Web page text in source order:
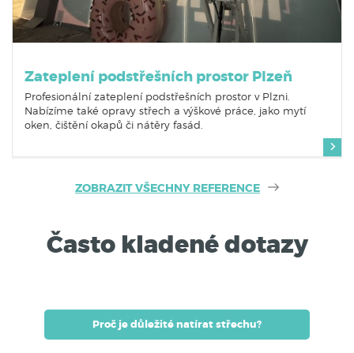
Zateplení podstřešních prostor Plzeň
Profesionální zateplení podstřešních prostor v Plzni.
Nabízíme také opravy střech a výškové práce, jako mytí
oken, čištění okapů či nátěry fasád.
ZOBRAZIT VŠECHNY REFERENCE
Často kladené dotazy
Proč je důležité natírat střechu?